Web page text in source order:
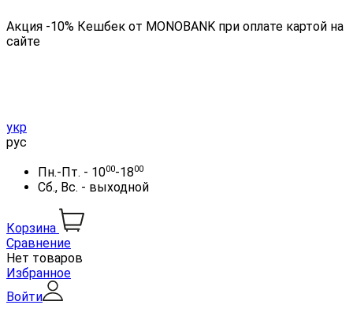
Акция -10% Кешбек от MONOBANK при оплате картой на
сайте
укр
рус
Пн.-Пт. - 1000-1800
Сб., Вс. - выходной
Корзина
Сравнение
Нет товаров
Избранное
Войти